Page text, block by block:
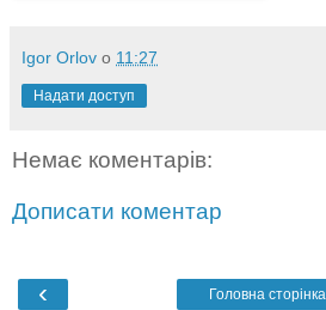
Igor Orlov о 11:27
Надати доступ
Немає коментарів:
Дописати коментар
‹ Головна сторінка